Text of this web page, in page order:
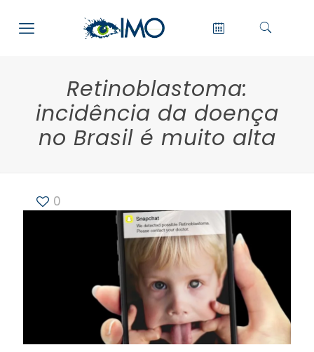
Retinoblastoma:
incidência da doença
no Brasil é muito alta
0